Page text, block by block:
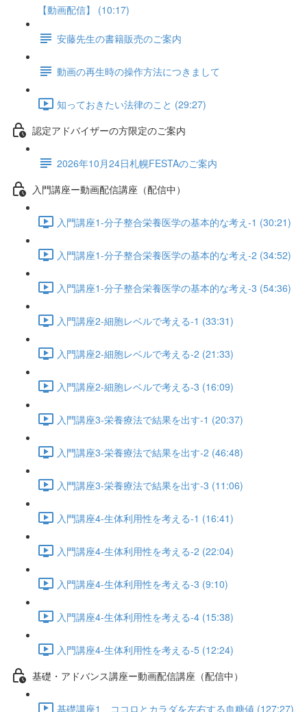
【動画配信】 (10:17)
安藤先生の書籍販売のご案内
動画の再生時の操作方法につきまして
知っておきたい法律のこと (29:27)
認定アドバイザーの方限定のご案内
2026年10月24日札幌FESTAのご案内
入門講座ー動画配信講座（配信中）
入門講座1-分子整合栄養医学の基本的な考え-1 (30:21)
入門講座1-分子整合栄養医学の基本的な考え-2 (34:52)
入門講座1-分子整合栄養医学の基本的な考え-3 (54:36)
入門講座2-細胞レベルで考える-1 (33:31)
入門講座2-細胞レベルで考える-2 (21:33)
入門講座2-細胞レベルで考える-3 (16:09)
入門講座3-栄養療法で結果を出す-1 (20:37)
入門講座3-栄養療法で結果を出す-2 (46:48)
入門講座3-栄養療法で結果を出す-3 (11:06)
入門講座4-生体利用性を考える-1 (16:41)
入門講座4-生体利用性を考える-2 (22:04)
入門講座4-生体利用性を考える-3 (9:10)
入門講座4-生体利用性を考える-4 (15:38)
入門講座4-生体利用性を考える-5 (12:24)
基礎・アドバンス講座ー動画配信講座（配信中）
基礎講座1 ココロとカラダを左右する血糖値 (127:27)